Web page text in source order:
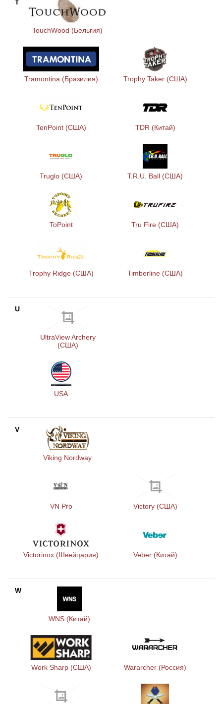
T
TouchWood (Бельгия)
Tramontina (Бразилия) Trophy Taker (США)
TenPoint (США) TDR (Китай)
Truglo (США) T.R.U. Ball (США)
ToPoint Tru Fire (США)
Trophy Ridge (США) Timberline (США)
U
UltraView Archery
(США)
USA
V
Viking Nordway
VN Pro Victory (США)
Victorinox (Швейцария) Veber (Китай)
W
WNS (Китай)
Work Sharp (CША) Wararcher (Россия)